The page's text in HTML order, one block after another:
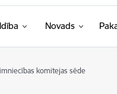
Novads
komitejas sēde